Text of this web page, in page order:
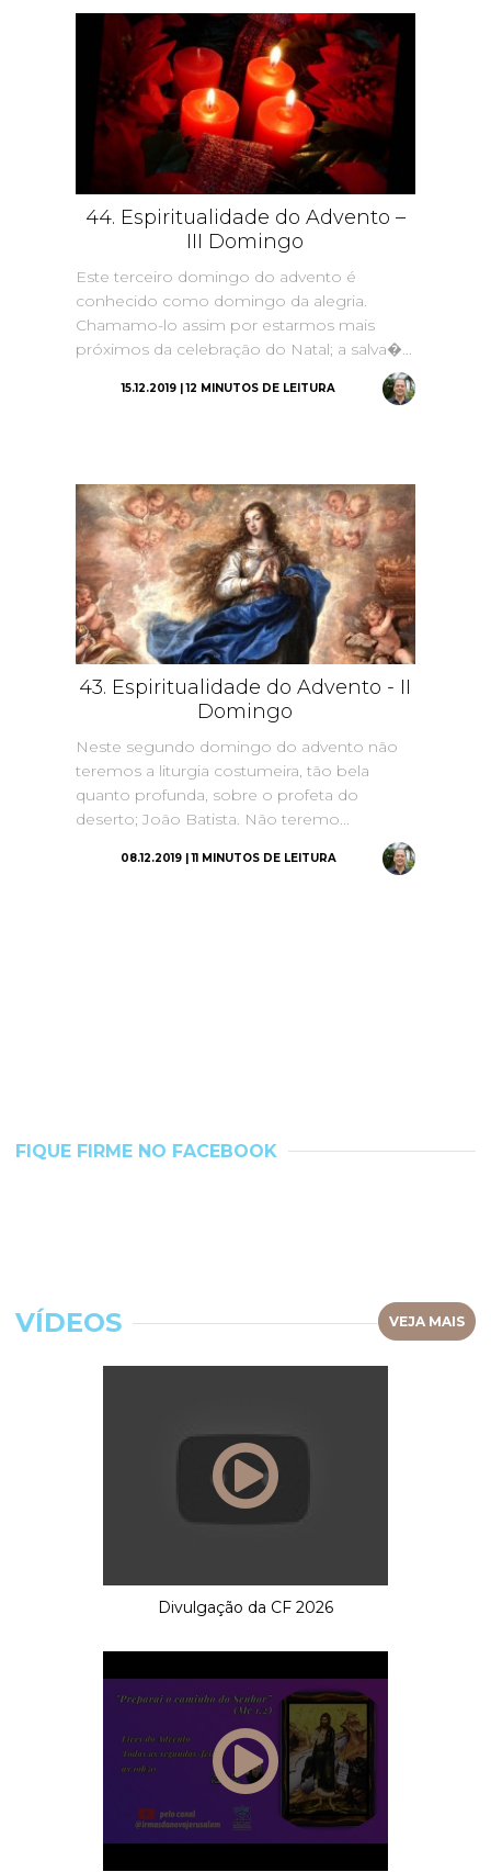
44. Espiritualidade do Advento –
III Domingo
Este terceiro domingo do advento é
conhecido como domingo da alegria.
Chamamo-lo assim por estarmos mais
próximos da celebração do Natal; a salva�...
15.12.2019 | 12 MINUTOS DE LEITURA
43. Espiritualidade do Advento - II
Domingo
Neste segundo domingo do advento não
teremos a liturgia costumeira, tão bela
quanto profunda, sobre o profeta do
deserto; João Batista. Não teremo...
08.12.2019 | 11 MINUTOS DE LEITURA
FIQUE FIRME NO FACEBOOK
VÍDEOS VEJA MAIS
Divulgação da CF 2026